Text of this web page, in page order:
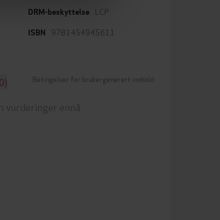
DRM-beskyttelse LCP
ISBN 9781454945611
Betingelser for brukergenerert innhold
vurderinger ennå